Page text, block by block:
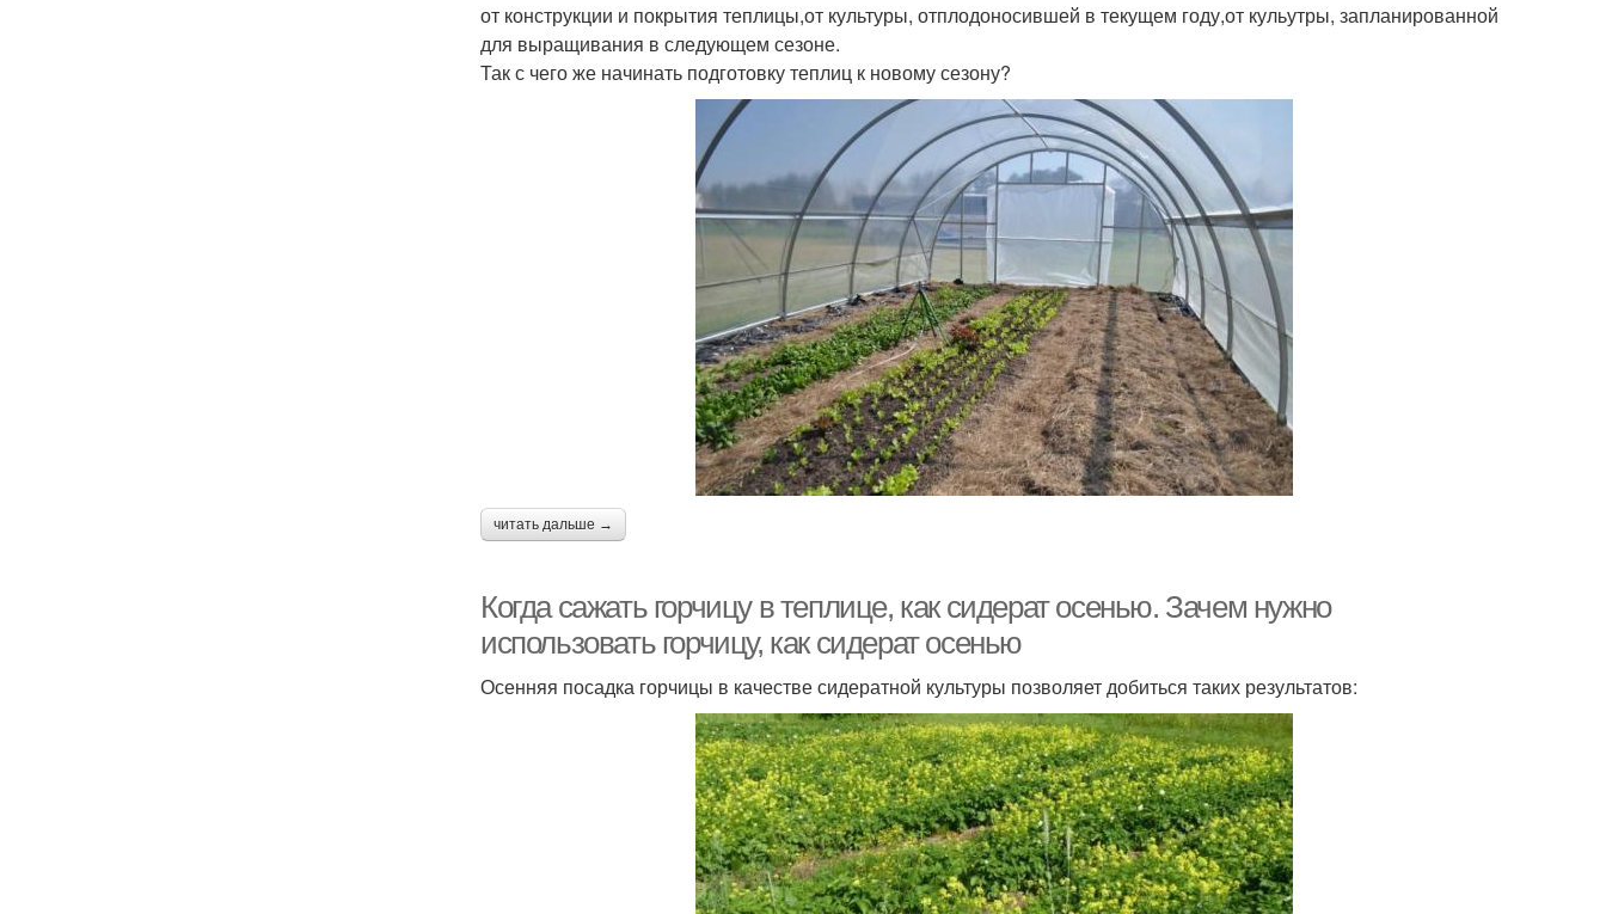
от конструкции и покрытия теплицы,от культуры, отплодоносившей в текущем году,от кульутры, запланированной
для выращивания в следующем сезоне.
Так с чего же начинать подготовку теплиц к новому сезону?
читать дальше →
Когда сажать горчицу в теплице, как сидерат осенью. Зачем нужно
использовать горчицу, как сидерат осенью
Осенняя посадка горчицы в качестве сидератной культуры позволяет добиться таких результатов: